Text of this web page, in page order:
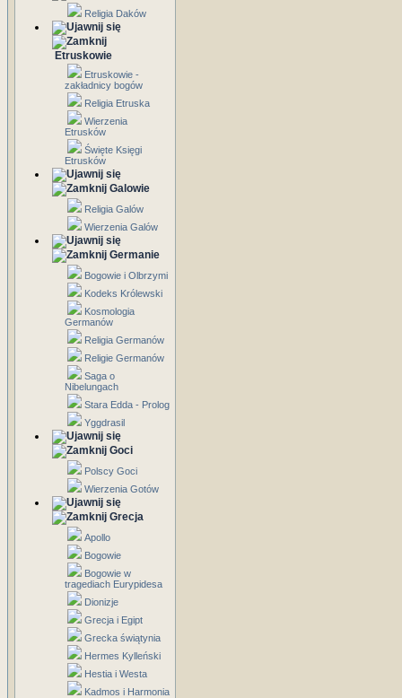
Religia Daków
Etruskowie
Etruskowie -
zakładnicy bogów
Religia Etruska
Wierzenia
Etrusków
Święte Księgi
Etrusków
Galowie
Religia Galów
Wierzenia Galów
Germanie
Bogowie i Olbrzymi
Kodeks Królewski
Kosmologia
Germanów
Religia Germanów
Religie Germanów
Saga o
Nibelungach
Stara Edda - Prolog
Yggdrasil
Goci
Polscy Goci
Wierzenia Gotów
Grecja
Apollo
Bogowie
Bogowie w
tragediach Eurypidesa
Dionizje
Grecja i Egipt
Grecka świątynia
Hermes Kylleński
Hestia i Westa
Kadmos i Harmonia